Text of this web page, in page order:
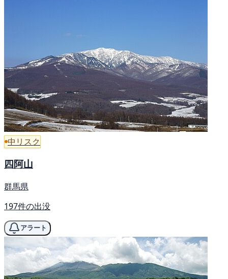
中リスク
四阿山
群馬県
197件の出没
アラート